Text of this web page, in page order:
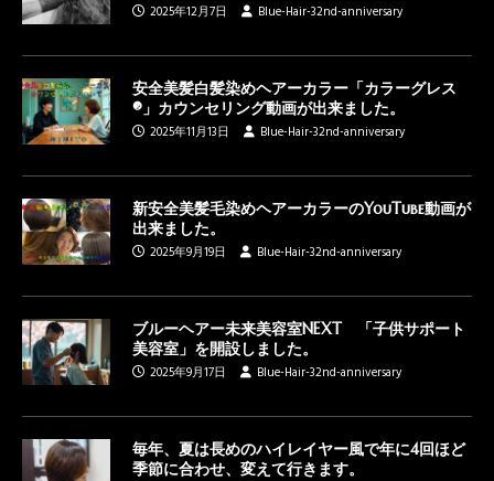
2025年12月7日
Blue-Hair-32nd-anniversary
安全美髪白髪染めヘアーカラー「カラーグレス
®」カウンセリング動画が出来ました。
2025年11月13日
Blue-Hair-32nd-anniversary
新安全美髪毛染めヘアーカラーのYouTube動画が
出来ました。
2025年9月19日
Blue-Hair-32nd-anniversary
ブルーヘアー未来美容室NEXT 「子供サポート
美容室」を開設しました。
2025年9月17日
Blue-Hair-32nd-anniversary
毎年、夏は長めのハイレイヤー風で年に4回ほど
季節に合わせ、変えて行きます。